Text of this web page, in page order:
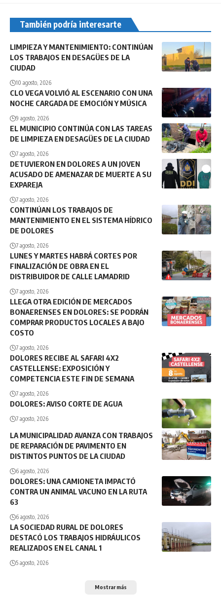
También podría interesarte
LIMPIEZA Y MANTENIMIENTO: CONTINÚAN
LOS TRABAJOS EN DESAGÜES DE LA
CIUDAD
10 agosto, 2026
CLO VEGA VOLVIÓ AL ESCENARIO CON UNA
NOCHE CARGADA DE EMOCIÓN Y MÚSICA
9 agosto, 2026
EL MUNICIPIO CONTINÚA CON LAS TAREAS
DE LIMPIEZA EN DESAGÜES DE LA CIUDAD
7 agosto, 2026
DETUVIERON EN DOLORES A UN JOVEN
ACUSADO DE AMENAZAR DE MUERTE A SU
EXPAREJA
7 agosto, 2026
CONTINÚAN LOS TRABAJOS DE
MANTENIMIENTO EN EL SISTEMA HÍDRICO
DE DOLORES
7 agosto, 2026
LUNES Y MARTES HABRÁ CORTES POR
FINALIZACIÓN DE OBRA EN EL
DISTRIBUIDOR DE CALLE LAMADRID
7 agosto, 2026
LLEGA OTRA EDICIÓN DE MERCADOS
BONAERENSES EN DOLORES: SE PODRÁN
COMPRAR PRODUCTOS LOCALES A BAJO
COSTO
7 agosto, 2026
DOLORES RECIBE AL SAFARI 4X2
CASTELLENSE: EXPOSICIÓN Y
COMPETENCIA ESTE FIN DE SEMANA
7 agosto, 2026
DOLORES: AVISO CORTE DE AGUA
7 agosto, 2026
LA MUNICIPALIDAD AVANZA CON TRABAJOS
DE REPARACIÓN DE PAVIMENTO EN
DISTINTOS PUNTOS DE LA CIUDAD
6 agosto, 2026
DOLORES: UNA CAMIONETA IMPACTÓ
CONTRA UN ANIMAL VACUNO EN LA RUTA
63
6 agosto, 2026
LA SOCIEDAD RURAL DE DOLORES
DESTACÓ LOS TRABAJOS HIDRÁULICOS
REALIZADOS EN EL CANAL 1
5 agosto, 2026
Mostrar más